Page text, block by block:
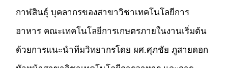
กาฬสินธุ์ บุคลากรของสาขาวิชาเทคโนโลยีการ
อาหาร คณะเทคโนโลยีการเกษตรภายในงานเริ่มต้น
ด้วยการแนะนำทีมวิทยากรโดย ผศ.ศุภชัย ภูสายดอก